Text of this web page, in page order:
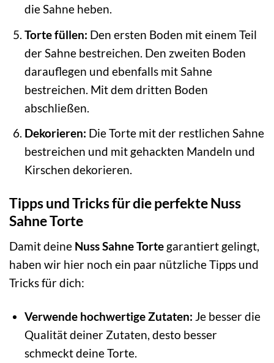
die Sahne heben.
Torte füllen: Den ersten Boden mit einem Teil
der Sahne bestreichen. Den zweiten Boden
darauflegen und ebenfalls mit Sahne
bestreichen. Mit dem dritten Boden
abschließen.
Dekorieren: Die Torte mit der restlichen Sahne
bestreichen und mit gehackten Mandeln und
Kirschen dekorieren.
Tipps und Tricks für die perfekte Nuss
Sahne Torte
Damit deine Nuss Sahne Torte garantiert gelingt,
haben wir hier noch ein paar nützliche Tipps und
Tricks für dich:
Verwende hochwertige Zutaten: Je besser die
Qualität deiner Zutaten, desto besser
schmeckt deine Torte.